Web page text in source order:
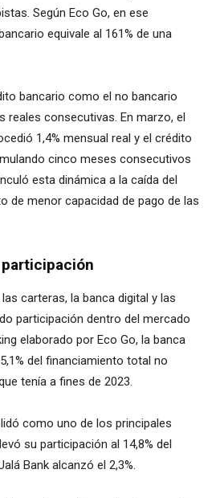
Según Eco Go, en ese
equivale al 161% de una
bancario como el no bancario
reales consecutivas. En marzo, el
1,4% mensual real y el crédito
cinco meses consecutivos
esta dinámica a la caída del
de menor capacidad de pago de las
carteras, la banca digital y las
participación dentro del mercado
elaborado por Eco Go, la banca
del financiamiento total no
tenía a fines de 2023.
como uno de los principales
su participación al 14,8% del
Bank alcanzó el 2,3%.